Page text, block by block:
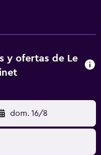
Le Tambourinet, todas
y toallas. En el
está a 20 km. El
Dordogne Périgord)
y ofertas de Le
dom. 16/8